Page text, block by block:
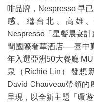
啡品牌，Nespresso 早
感。繼台北、高雄
Nespresso「星饗晨宴
間國際奢華酒店──臺中
年入選亞洲50大餐廳
泉（Richie Lin）發想
David Chauveau帶領的
呈現，以全新主題「環